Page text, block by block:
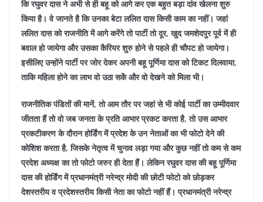
कि रघुवर दास ने अभी से ही बहू को आगे कर एक बहुत बड़ा दांव खेलना शुरु
किया है। वे जानते है कि उनका बेटा ललित दास किसी काम का नहीं। जहां
ललित दास को राजनीति में आगे करेंगे तो पार्टी तो दूर, खुद जमशेदपुर पूर्व में ही
बवाल हो जायेगा और उसका कैरियर शुरु होने से पहले ही चौपट हो जायेगा।
इसीलिए उन्होंने पार्टी पर जोर देकर अपनी बहू पूर्णिमा दास को टिकट दिलवाया,
ताकि महिला होने का लाभ वो उठा सकें और वो देखने को मिला भी।
राजनीतिक पंडितों की मानें, तो आम तौर पर जहां से भी कोई पार्टी का उम्मीदवार
जीतता हैं तो वो जब जनता के प्रति आभार प्रकट करता है, तो उस आभार
प्रकटीकरण के दौरान होर्डिंग में प्रदेश के उन नेताओं का भी फोटो देने की
कोशिश करता है, जिसके नेतृत्व में चुनाव लड़ा गया और कुछ नहीं तो कम से कम
प्रदेश अध्यक्ष का तो फोटो जरुर ही देता हैं। लेकिन रघुवर दास की बहू पूर्णिमा
दास की होर्डिंग में प्रधानमंत्री नरेन्द्र मोदी की छोटी फोटो को छोड़कर
देशस्तरीय व प्रदेशस्तरीय किसी नेता का फोटो नहीं हैं। प्रधानमंत्री नरेन्द्र